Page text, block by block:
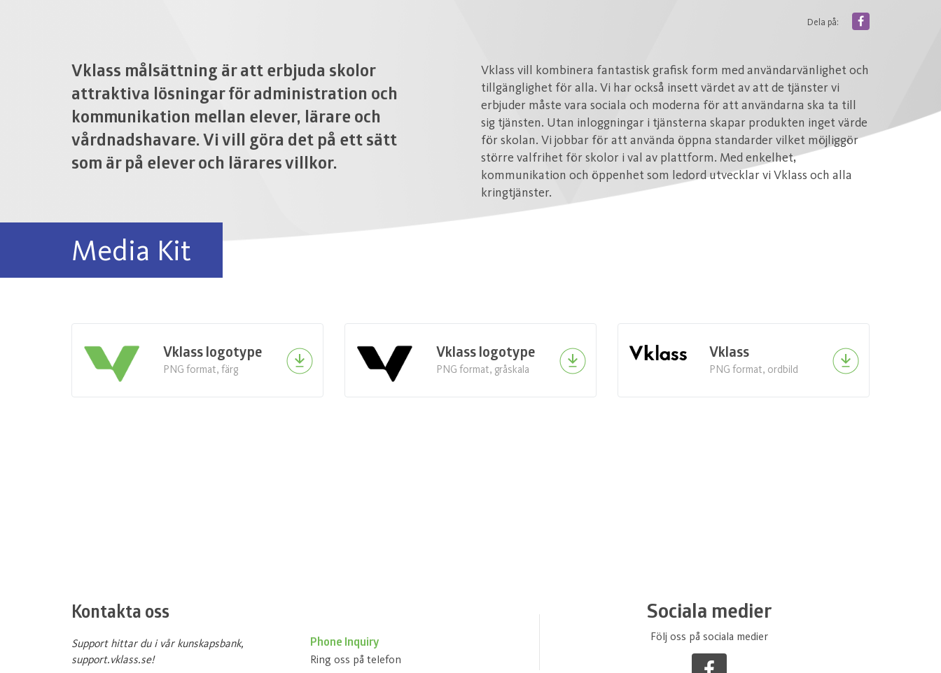
Dela på:
Vklass målsättning är att erbjuda skolor
attraktiva lösningar för administration och
kommunikation mellan elever, lärare och
vårdnadshavare. Vi vill göra det på ett sätt
som är på elever och lärares villkor.
Vklass vill kombinera fantastisk grafisk form med användarvänlighet och
tillgänglighet för alla. Vi har också insett värdet av att de tjänster vi
erbjuder måste vara sociala och moderna för att användarna ska ta till
sig tjänsten. Utan inloggningar i tjänsterna skapar produkten inget värde
för skolan. Vi jobbar för att använda öppna standarder vilket möjliggör
större valfrihet för skolor i val av plattform. Med enkelhet,
kommunikation och öppenhet som ledord utvecklar vi Vklass och alla
kringtjänster.
Media Kit
Vklass logotype
PNG format, färg
Vklass logotype
PNG format, gråskala
Vklass
PNG format, ordbild
Kontakta oss
Support hittar du i vår kunskapsbank,
support.vklass.se!
Phone Inquiry
Ring oss på telefon
Sociala medier
Följ oss på sociala medier